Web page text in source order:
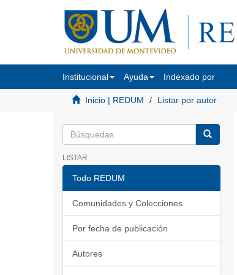
Institucional Ayuda Indexado por
Inicio | REDUM Listar por autor
LISTAR
Todo REDUM
Comunidades y Colecciones
Por fecha de publicación
Autores